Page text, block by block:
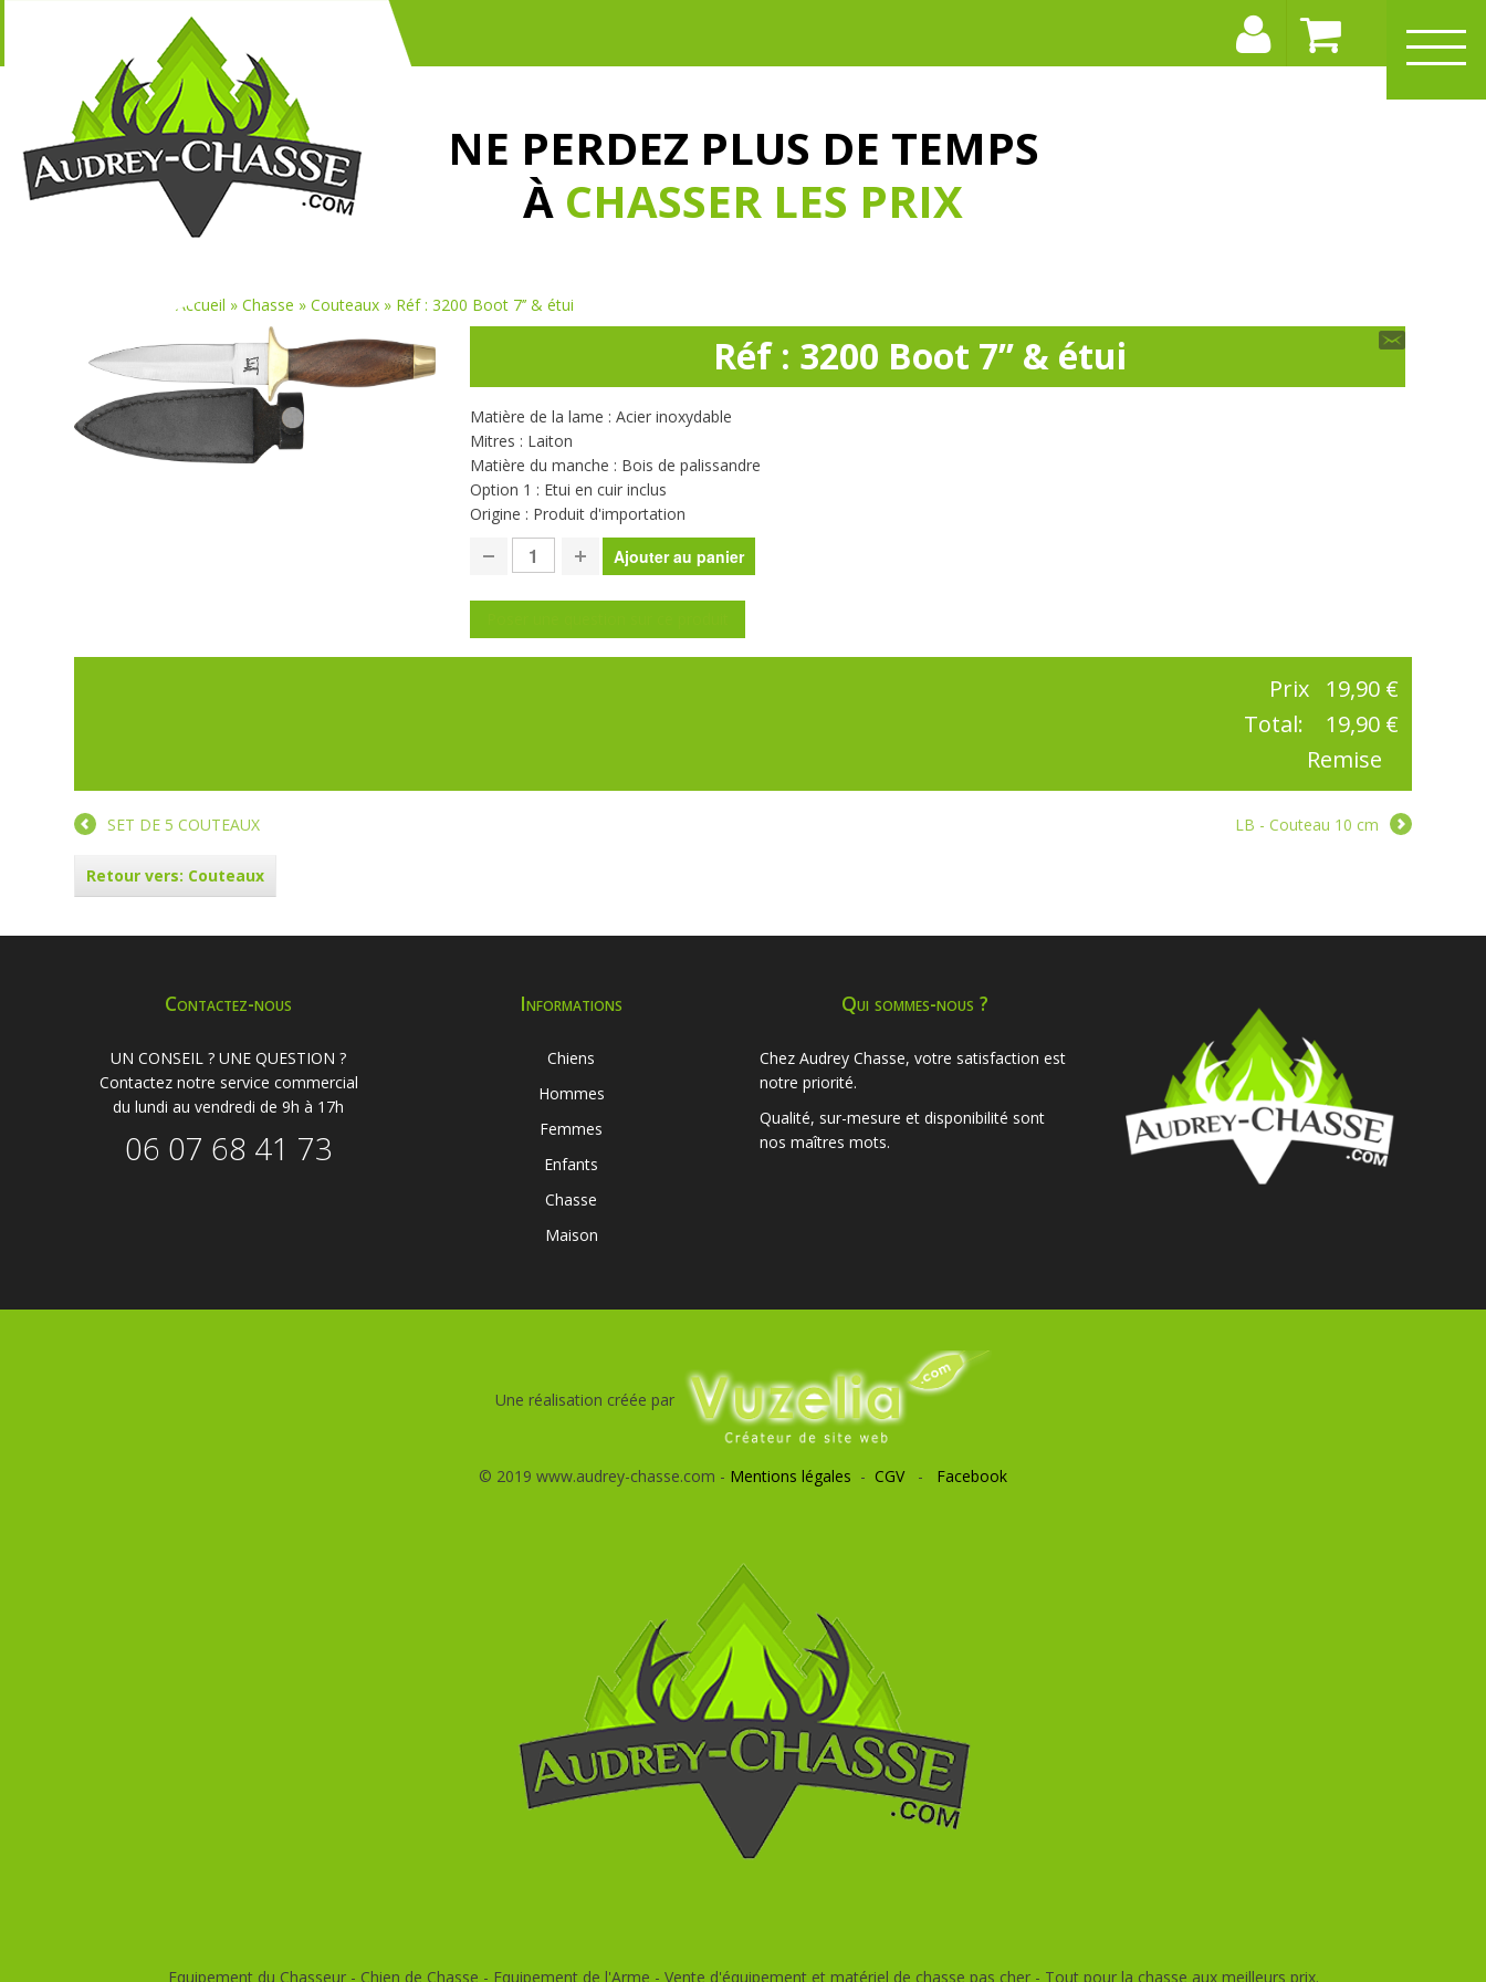
NE PERDEZ PLUS DE TEMPS
À CHASSER LES PRIX
Accueil »Chasse »Couteaux » Réf : 3200 Boot 7’’ & étui
Réf : 3200 Boot 7’’ & étui
Matière de la lame : Acier inoxydable
Mitres : Laiton
Matière du manche : Bois de palissandre
Option 1 : Etui en cuir inclus
Origine : Produit d'importation
Prix
19,90 €
Total:
19,90 €
Remise
LB - Couteau 10 cm
SET DE 5 COUTEAUX
Retour vers: Couteaux
Contactez-nous
UN CONSEIL ? UNE QUESTION ?
Contactez notre service commercial
du lundi au vendredi de 9h à 17h
06 07 68 41 73
Informations
Chiens
Hommes
Femmes
Enfants
Chasse
Maison
Qui sommes-nous ?
Chez Audrey Chasse, votre satisfaction est
notre priorité.
Qualité, sur-mesure et disponibilité sont
nos maîtres mots.
Une réalisation créée par
© 2019 www.audrey-chasse.com - Mentions légales - CGV- Facebook
Equipement du Chasseur - Chien de Chasse - Equipement de l'Arme - Vente d'équipement et matériel de chasse pas cher - Tout pour la chasse aux meilleurs prix.